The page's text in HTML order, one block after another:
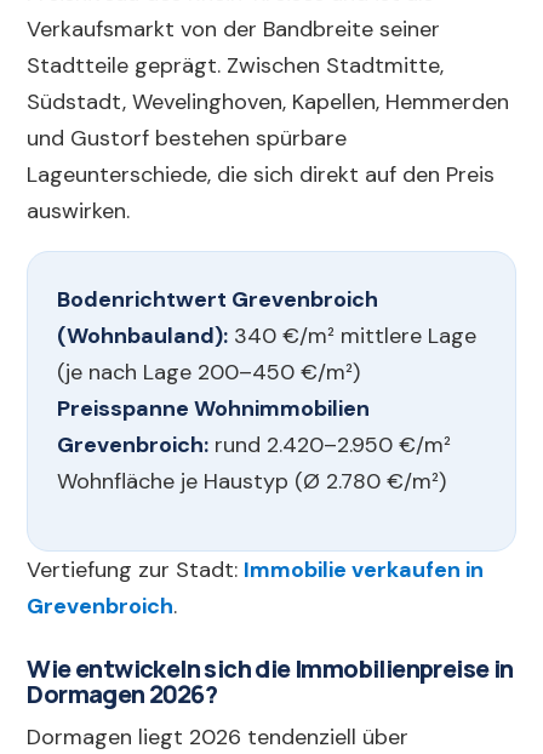
Verkaufsmarkt von der Bandbreite seiner
Stadtteile geprägt. Zwischen Stadtmitte,
Südstadt, Wevelinghoven, Kapellen, Hemmerden
und Gustorf bestehen spürbare
Lageunterschiede, die sich direkt auf den Preis
auswirken.
Bodenrichtwert Grevenbroich
(Wohnbauland): 340 €/m² mittlere Lage
(je nach Lage 200–450 €/m²)
Preisspanne Wohnimmobilien
Grevenbroich: rund 2.420–2.950 €/m²
Wohnfläche je Haustyp (Ø 2.780 €/m²)
Vertiefung zur Stadt: Immobilie verkaufen in
Grevenbroich.
Wie entwickeln sich die Immobilienpreise in
Dormagen 2026?
Dormagen liegt 2026 tendenziell über